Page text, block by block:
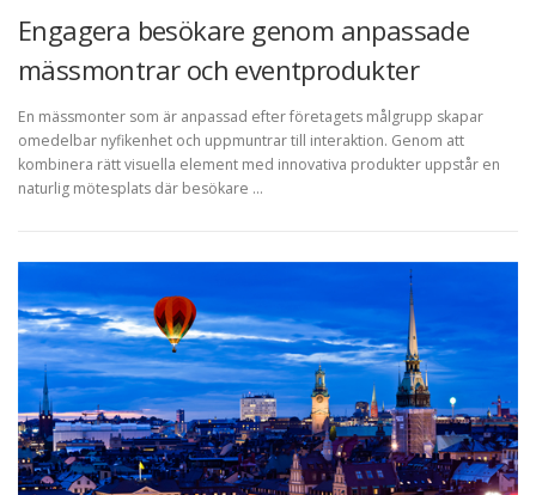
Engagera besökare genom anpassade
mässmontrar och eventprodukter
En mässmonter som är anpassad efter företagets målgrupp skapar
omedelbar nyfikenhet och uppmuntrar till interaktion. Genom att
kombinera rätt visuella element med innovativa produkter uppstår en
naturlig mötesplats där besökare …